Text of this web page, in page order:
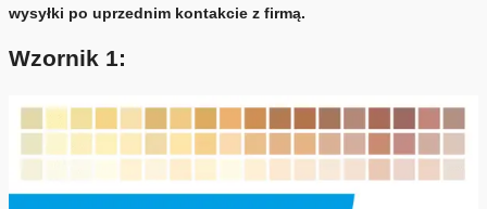
wysyłki po uprzednim kontakcie z firmą.
Wzornik 1: